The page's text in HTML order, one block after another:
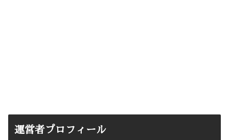
運営者プロフィール